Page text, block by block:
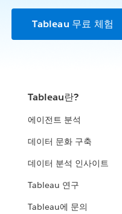
Tableau 무료 체험
Tableau란?
에이전트 분석
데이터 문화 구축
데이터 분석 인사이트
Tableau 연구
Tableau에 문의